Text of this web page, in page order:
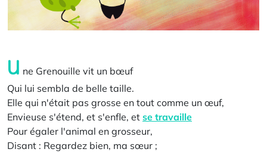
U ne Grenouille vit un bœuf
Qui lui sembla de belle taille.
Elle qui n'était pas grosse en tout comme un œuf,
Envieuse s'étend, et s'enfle, et se travaille
Pour égaler l'animal en grosseur,
Disant : Regardez bien, ma sœur ;